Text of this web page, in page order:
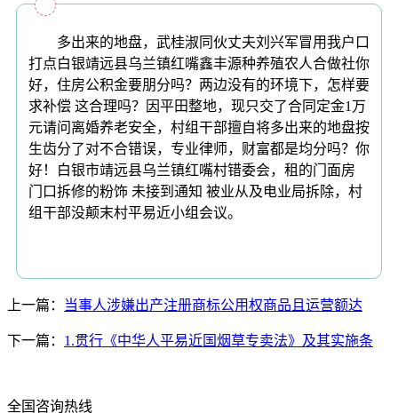
多出来的地盘，武桂淑同伙丈夫刘兴军冒用我户口
打点白银靖远县乌兰镇红嘴鑫丰源种养殖农人合做社你
好，住房公积金要朋分吗？两边没有的环境下，怎样要
求补偿 这合理吗？因平田整地，现只交了合同定金1万
元请问离婚养老安全，村组干部擅自将多出来的地盘按
生齿分了对不合错误，专业律师，财富都是均分吗？你
好！白银市靖远县乌兰镇红嘴村错委会，租的门面房
门口拆修的粉饰 未接到通知 被业从及电业局拆除，村
组干部没颠末村平易近小组会议。
上一篇： 当事人涉嫌出产注册商标公用权商品且运营额达
下一篇： 1.贯行《中华人平易近国烟草专卖法》及其实施条
全国咨询热线